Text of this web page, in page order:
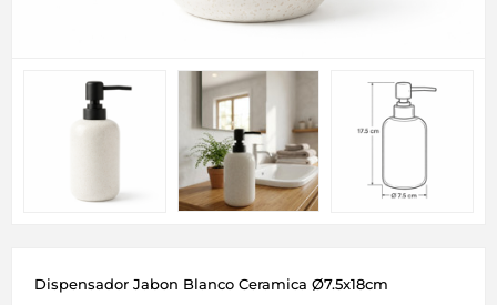
Dispensador Jabon Blanco Ceramica Ø7.5x18cm